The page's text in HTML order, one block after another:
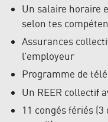
Un salaire horaire
selon tes
Assurances
l’employeur
Programme de
Un REER collectif
11 congés fériés